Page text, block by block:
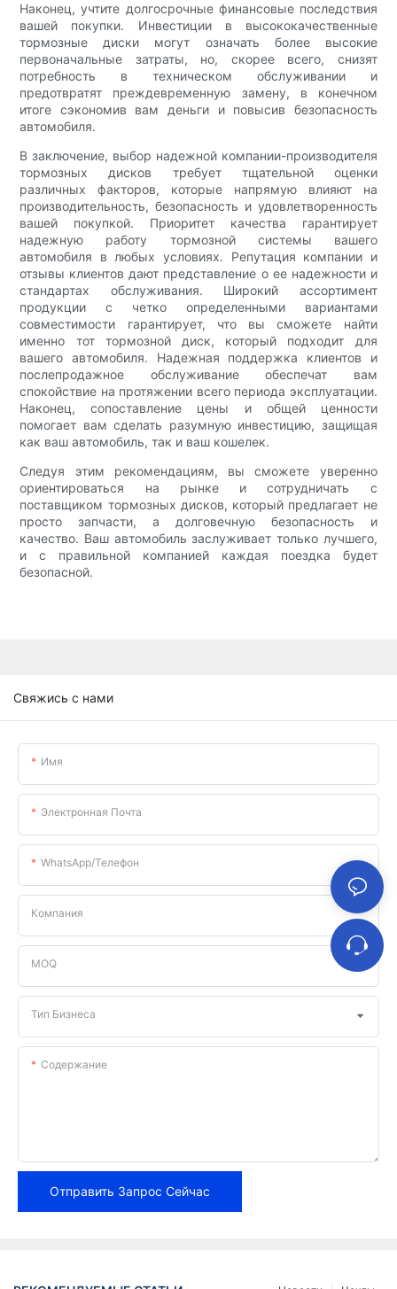
Наконец, учтите долгосрочные финансовые последствия
вашей покупки. Инвестиции в высококачественные
тормозные диски могут означать более высокие
первоначальные затраты, но, скорее всего, снизят
потребность в техническом обслуживании и
предотвратят преждевременную замену, в конечном
итоге сэкономив вам деньги и повысив безопасность
автомобиля.
В заключение, выбор надежной компании-производителя
тормозных дисков требует тщательной оценки
различных факторов, которые напрямую влияют на
производительность, безопасность и удовлетворенность
вашей покупкой. Приоритет качества гарантирует
надежную работу тормозной системы вашего
автомобиля в любых условиях. Репутация компании и
отзывы клиентов дают представление о ее надежности и
стандартах обслуживания. Широкий ассортимент
продукции с четко определенными вариантами
совместимости гарантирует, что вы сможете найти
именно тот тормозной диск, который подходит для
вашего автомобиля. Надежная поддержка клиентов и
послепродажное обслуживание обеспечат вам
спокойствие на протяжении всего периода эксплуатации.
Наконец, сопоставление цены и общей ценности
помогает вам сделать разумную инвестицию, защищая
как ваш автомобиль, так и ваш кошелек.
Следуя этим рекомендациям, вы сможете уверенно
ориентироваться на рынке и сотрудничать с
поставщиком тормозных дисков, который предлагает не
просто запчасти, а долговечную безопасность и
качество. Ваш автомобиль заслуживает только лучшего,
и с правильной компанией каждая поездка будет
безопасной.
Свяжись с нами
Имя
Электронная Почта
WhatsApp/телефон
Компания
MOQ
Тип Бизнеса
Содержание
Отправить Запрос Сейчас